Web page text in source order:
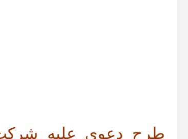
طرح دعوی علیه